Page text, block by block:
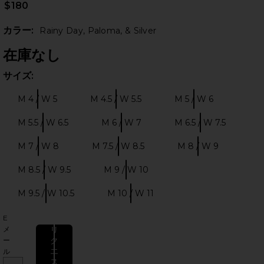
$180
カラー: Rainy Day, Paloma, & Silver
在庫なし
サイズ:
サイズ:
M 4 / W 5 サイズ:
M 4.5 / W 5.5 M 5 / W 6
サイズ:
M 5.5 / W 6.5 サイズ:
M 6 / W 7 M 6.5 / W 7.5
サイズ:
M 7 / W 8 サイズ:
M 7.5 / W 8.5 M 8 / W 9
サイズ:
M 8.5 / W 9.5 M 9 / W 10
サイズ:
M 9.5 / W 10.5 M 10 / W 11
E
メ
ー
ル
リ
ク
エ
ス